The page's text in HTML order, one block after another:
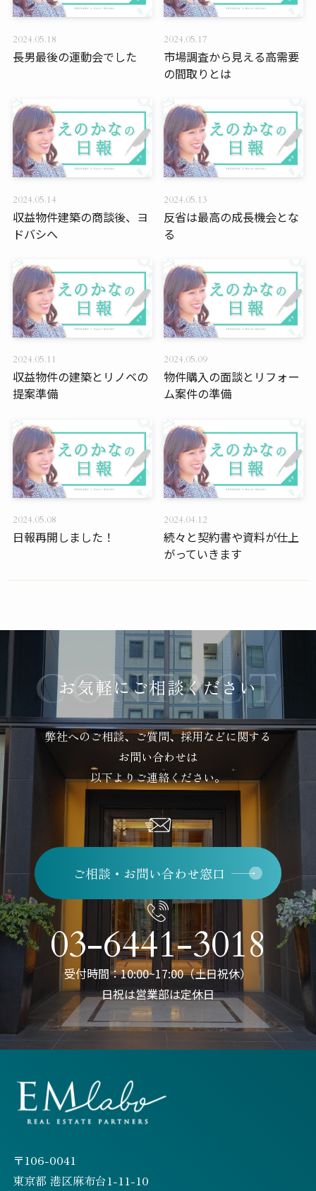
長男最後の運動会でした
2024.05.18
市場調査から見える高需要
の間取りとは
2024.05.17
収益物件建築の商談後、ヨ
ドバシへ
2024.05.14
反省は最高の成長機会とな
る
2024.05.13
収益物件の建築とリノベの
提案準備
2024.05.11
物件購入の面談とリフォー
ム案件の準備
2024.05.09
日報再開しました！
2024.05.08
続々と契約書や資料が仕上
がっていきます
2024.04.12
お気軽にご相談ください
弊社へのご相談、ご質問、採用などに関する
お問い合わせは
以下よりご連絡ください。
ご相談・お問い合わせ窓口
03-6441-3018
受付時間：10:00~17:00（土日祝休）
日祝は営業部は定休日
〒106-0041
東京都 港区麻布台1-11-10